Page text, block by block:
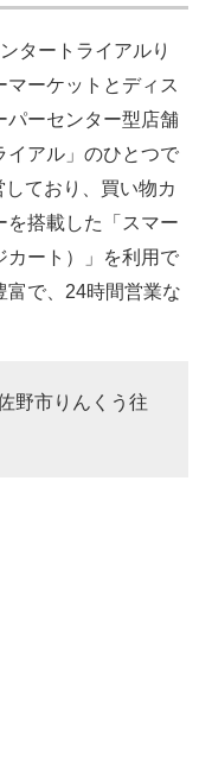
タートライアルり
マーケットとディス
パーセンター型店舗
イアル」のひとつで
ており、買い物カ
を搭載した「スマー
カート）」を利用で
富で、24時間営業な
野市りんくう往